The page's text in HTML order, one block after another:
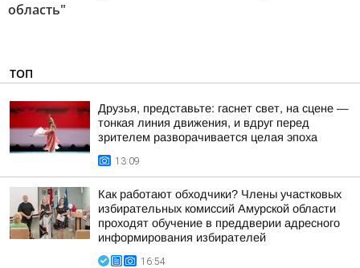
область"
ТОП
Друзья, представьте: гаснет свет, на сцене —
тонкая линия движения, и вдруг перед
зрителем разворачивается целая эпоха
13:09
Как работают обходчики? Члены участковых
избирательных комиссий Амурской области
проходят обучение в преддверии адресного
информирования избирателей
16:54